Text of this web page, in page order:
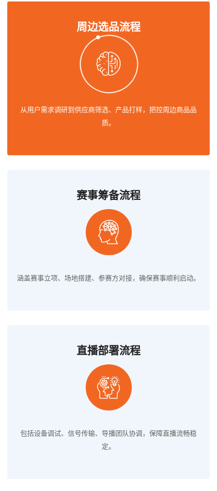
周边选品流程
从用户需求调研到供应商筛选、产品打样，把控周边商品品
质。
赛事筹备流程
涵盖赛事立项、场地搭建、参赛方对接，确保赛事顺利启动。
直播部署流程
包括设备调试、信号传输、导播团队协调，保障直播流畅稳
定。